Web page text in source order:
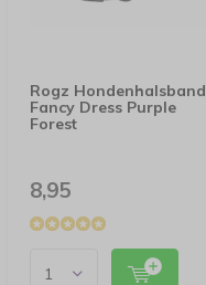
Rogz Hondenhalsband
Fancy Dress Purple
Forest
8,95